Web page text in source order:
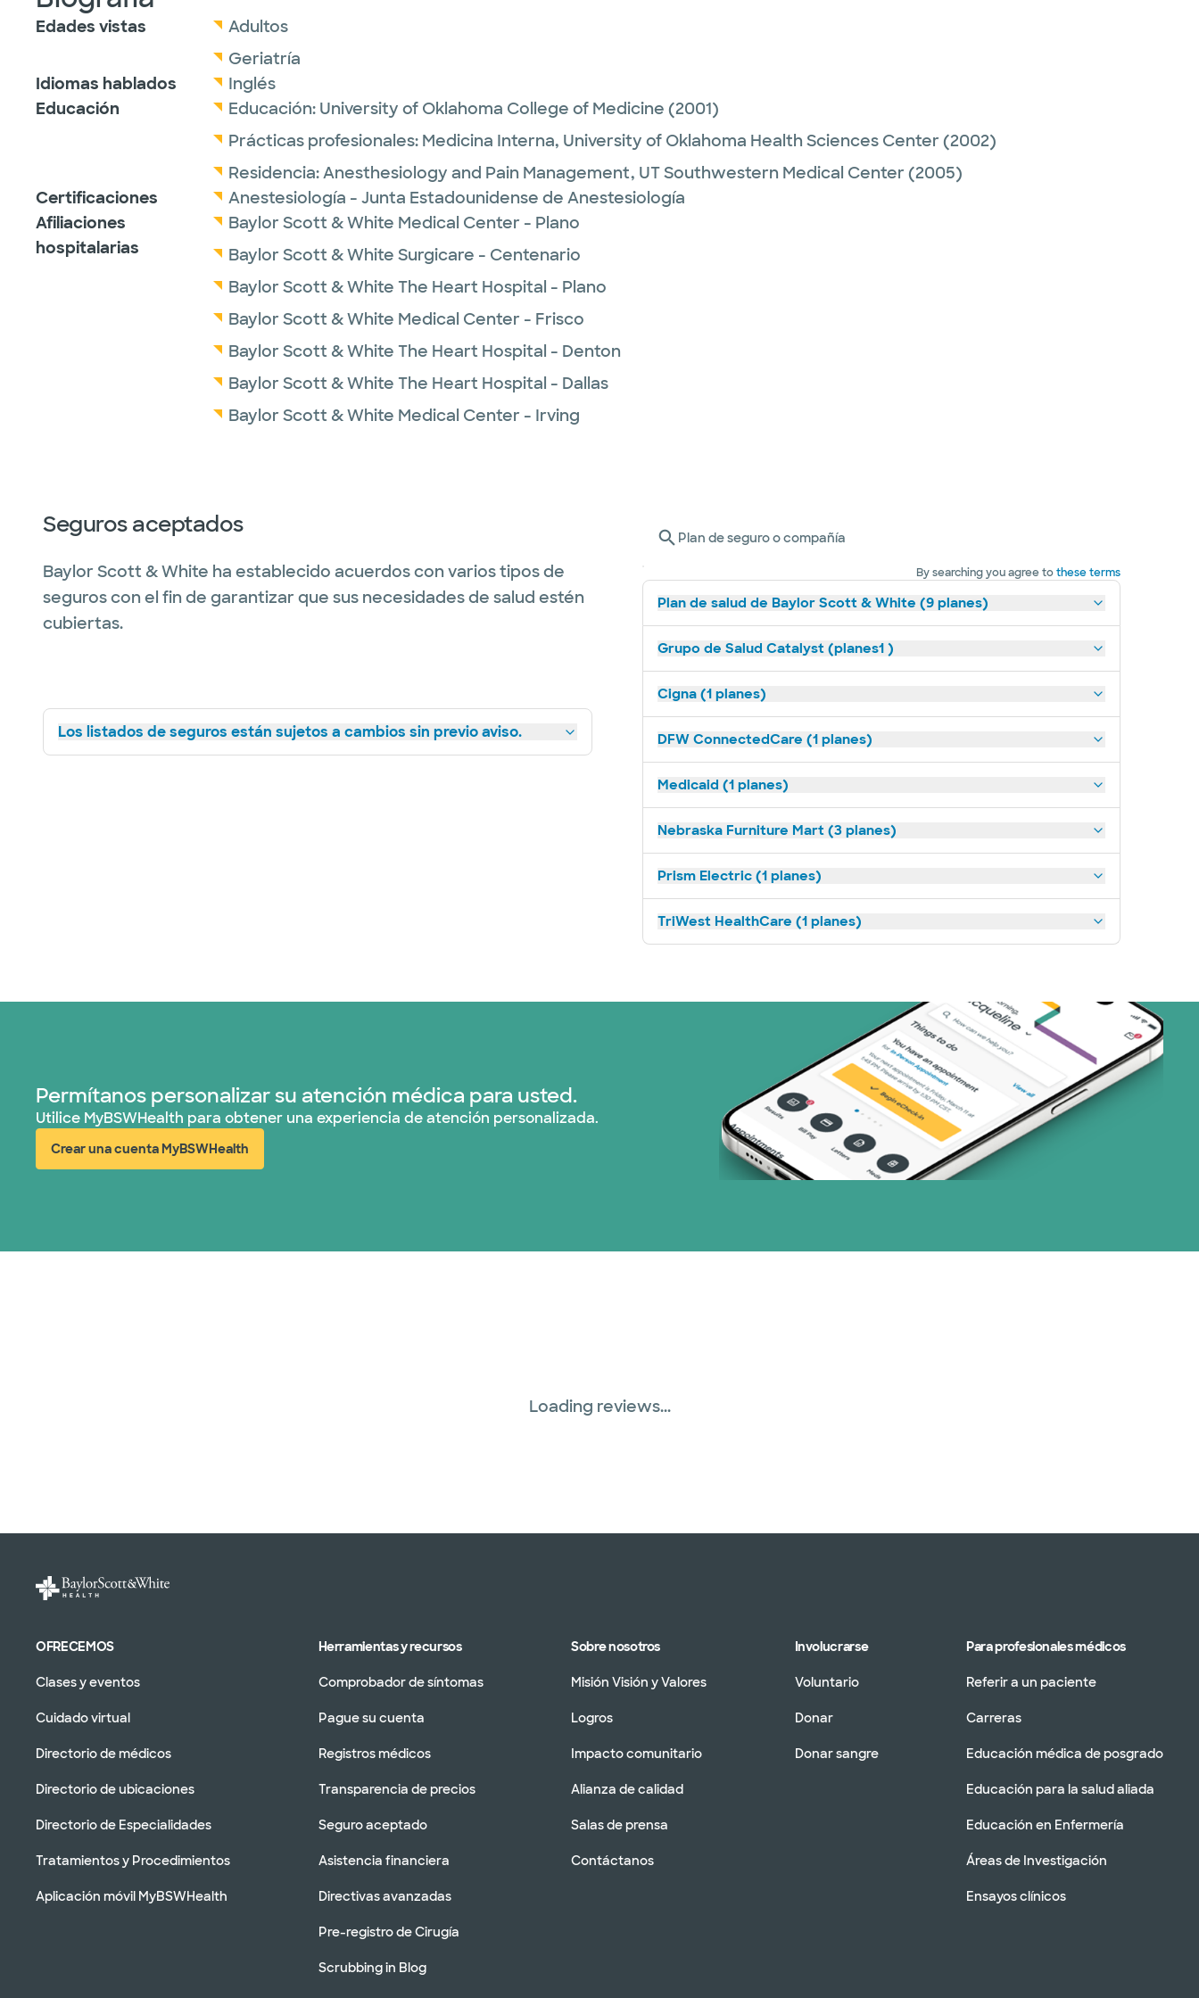
Edades vistas
Adultos
Geriatría
Idiomas hablados
Inglés
Educación
Educación: University of Oklahoma College of Medicine (2001)
Prácticas profesionales: Medicina Interna, University of Oklahoma Health Sciences Center (2002)
Residencia:Anesthesiology and Pain Management, UT Southwestern Medical Center (2005)
Certificaciones
Anestesiología - Junta Estadounidense de Anestesiología
Afiliaciones
hospitalarias
Baylor Scott & White Medical Center - Plano
Baylor Scott & White Surgicare - Centenario
Baylor Scott & White The Heart Hospital - Plano
Baylor Scott & White Medical Center - Frisco
Baylor Scott & White The Heart Hospital - Denton
Baylor Scott & White The Heart Hospital - Dallas
Baylor Scott & White Medical Center - Irving
Seguros aceptados
Baylor Scott & White ha establecido acuerdos con varios tipos de
seguros con el fin de garantizar que sus necesidades de salud estén
cubiertas.
Los listados de seguros están sujetos a cambios sin previo aviso.
Plan de seguro o compañía
By searching you agree tothese terms
Plan de salud de Baylor Scott & White (9 planes)
Grupo de Salud Catalyst (planes1 )
Cigna (1 planes)
DFW ConnectedCare (1 planes)
Medicaid (1 planes)
Nebraska Furniture Mart (3 planes)
Prism Electric (1 planes)
TriWest HealthCare (1 planes)
Permítanos personalizar su atención médica para usted.
Utilice MyBSWHealth para obtener una experiencia de atención personalizada.
Crear una cuenta MyBSWHealth
(abre en ventana nueva)
Loading reviews...
OFRECEMOS
Clases y eventos
Cuidado virtual
Directorio de médicos
Directorio de ubicaciones
Directorio de Especialidades
Tratamientos y Procedimientos
Aplicación móvil MyBSWHealth
Herramientas y recursos
Comprobador de síntomas
Pague su cuenta
Registros médicos
Transparencia de precios
Seguro aceptado
Asistencia financiera
Directivas avanzadas
Pre-registro de Cirugía
Scrubbing in Blog
Sobre nosotros
Misión Visión y Valores
Logros
Impacto comunitario
Alianza de calidad
Salas de prensa
Contáctanos
Involucrarse
Voluntario
Donar
Donar sangre
Para profesionales médicos
Referir a un paciente
Carreras
Educación médica de posgrado
Educación para la salud aliada
Educación en Enfermería
Áreas de Investigación
Ensayos clínicos